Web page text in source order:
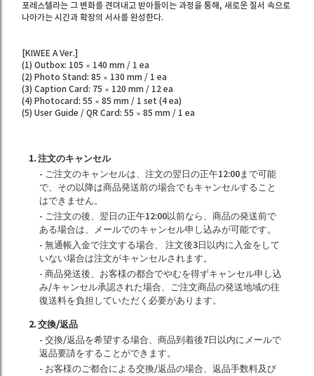
포레스텔라는 그 변화를 견뎌내고 받아들이는 과정을 통해, 새로운 질서 속으로
나아가는 시간과 확장의 서사를 완성한다.
[KIWEE A Ver.]
(1) Outbox: 105 × 140 mm / 1 ea
(2) Photo Stand: 85 × 130 mm / 1 ea
(3) Caption Card: 75 × 120 mm / 12 ea
(4) Photocard: 55 × 85 mm / 1 set (4 ea)
(5) User Guide / QR Card: 55 × 85 mm / 1 ea
1. 注文のキャンセル
- ご注文のキャンセルは、注文の翌日の正午12:00まで可能
で、その以降は商品発送前の場合でもキャンセルすること
はできません。
- ご注文の後、翌日の正午12:00以前なら、商品の発送前で
ある場合は、メールでのキャンセル申し込みが可能です。
- 無通帳入金で注文する場合、 注文後3日以内に入金をして
いない場合は注文がキャンセルされます。
- 商品発送後、お客様の都合でやむを得ずキャンセル申し込
み/キャンセル承認された場合、ご注文商品の発送地域の往
復送料を負担していただく必要があります。
2. 交換/返品
- 交換/返品を希望する場合、商品到着後7日以内にメールで
返品要請をすることができます。
- お客様のご都合による交換/返品の場合、返品手数料及び